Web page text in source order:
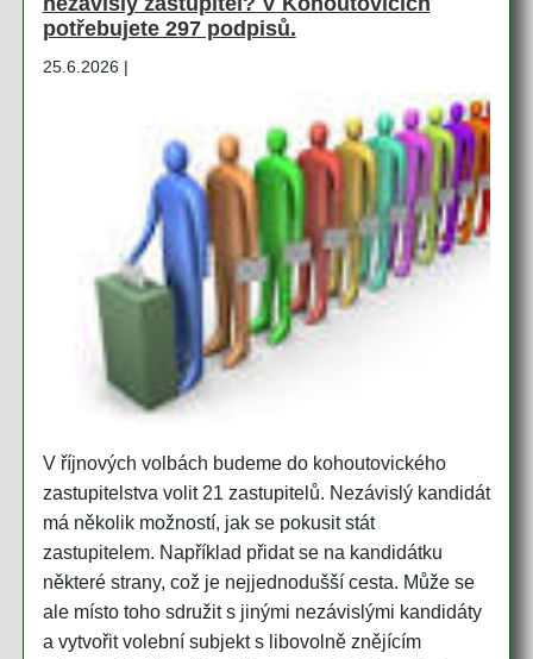
potřebujete 297 podpisů.
25.6.2026 |
V říjnových volbách budeme do kohoutovického
zastupitelstva volit 21 zastupitelů. Nezávislý kandidát
má několik možností, jak se pokusit stát
zastupitelem. Například přidat se na kandidátku
některé strany, což je nejjednodušší cesta. Může se
ale místo toho sdružit s jinými nezávislými kandidáty
a vytvořit volební subjekt s libovolně znějícím